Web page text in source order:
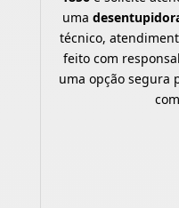
uma
técnico,
feito com
uma opção segura